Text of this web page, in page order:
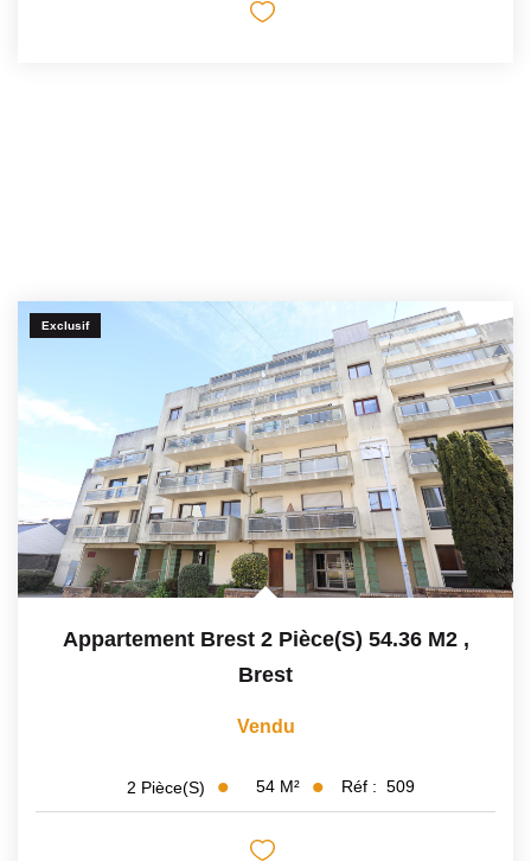
Exclusif
Appartement Brest 2 Pièce(s) 54.36 M2 ,
Brest
Vendu
2 Pièce(s) 54 M² Réf : 509